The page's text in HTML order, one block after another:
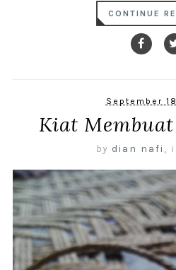
CONTINUE
September
Kiat
by dian nafi ,